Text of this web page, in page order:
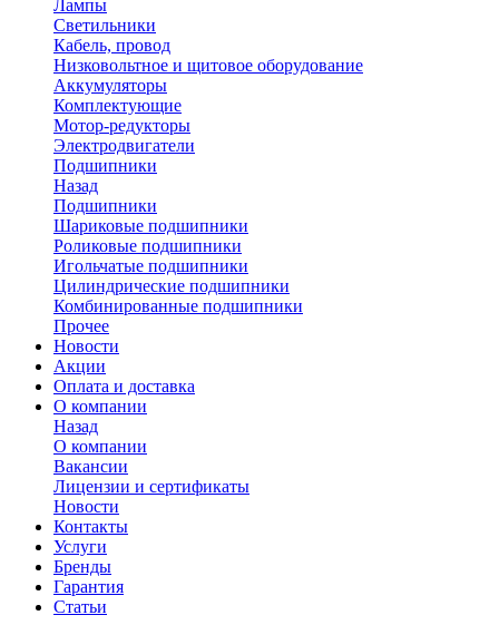
Лампы
Светильники
Кабель, провод
Низковольтное и щитовое оборудование
Аккумуляторы
Комплектующие
Мотор-редукторы
Электродвигатели
Подшипники
Назад
Подшипники
Шариковые подшипники
Роликовые подшипники
Игольчатые подшипники
Цилиндрические подшипники
Комбинированные подшипники
Прочее
Новости
Акции
Оплата и доставка
О компании
Назад
О компании
Вакансии
Лицензии и сертификаты
Новости
Контакты
Услуги
Бренды
Гарантия
Статьи